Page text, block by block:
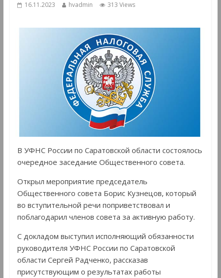
16.11.2023 hvadmin 313 Views
В УФНС России по Саратовской области состоялось
очередное заседание Общественного совета.
Открыл мероприятие председатель
Общественного совета Борис Кузнецов, который
во вступительной речи поприветствовал и
поблагодарил членов совета за активную работу.
С докладом выступил исполняющий обязанности
руководителя УФНС России по Саратовской
области Сергей Радченко, рассказав
присутствующим о результатах работы